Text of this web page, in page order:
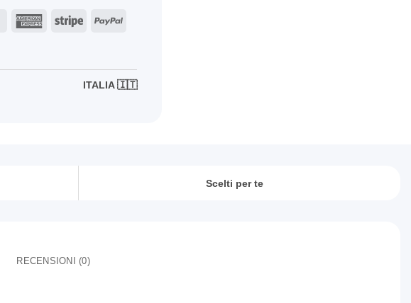
MasterCardAmericanStripe PayPal
ITALIA 🇮🇹
Scelti per te
RECENSIONI (0)